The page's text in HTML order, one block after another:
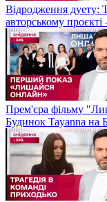
Відродження дуету:
авторському
Прем'єра фільму
Будинок Tayanna на